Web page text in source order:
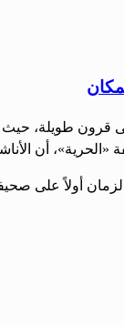
قرون طويلة،
أن
أولاً على